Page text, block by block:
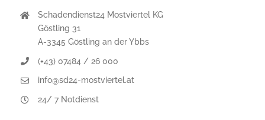
Schadendienst24 Mostviertel KG
Göstling 31
A-3345 Göstling an der Ybbs
(+43) 07484 / 26 000
info@sd24-mostviertel.at
24/ 7 Notdienst